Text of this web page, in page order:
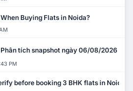
When Buying Flats in Noida?
tích snapshot ngày 06/08/2026
PM
before booking 3 BHK flats in Noida?